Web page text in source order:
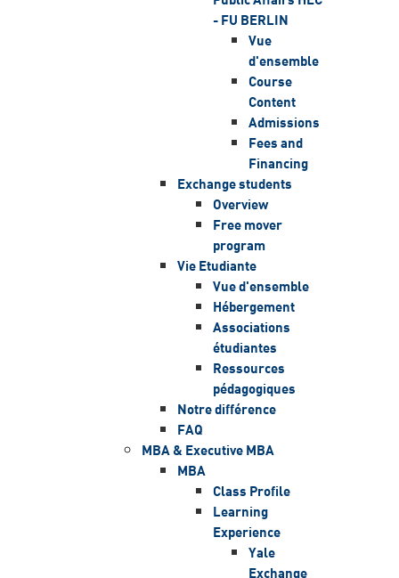
- FU BERLIN
Vue
d'ensemble
Course
Content
Admissions
Fees and
Financing
Exchange students
Overview
Free mover
program
Vie Etudiante
Vue d'ensemble
Hébergement
Associations
étudiantes
Ressources
pédagogiques
Notre différence
FAQ
MBA & Executive MBA
MBA
Class Profile
Learning
Experience
Yale
Exchange